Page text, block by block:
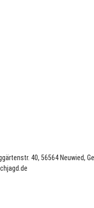
40, 56564 Neuwied,